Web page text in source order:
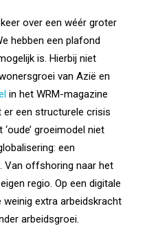
over een wéér groter
hebben een plafond
is. Hierbij niet
van Azië en
in het WRM-magazine
een structurele crisis
groeimodel niet
een
Van offshoring naar het
regio. Op een digitale
extra arbeidskracht
arbeidsgroei.